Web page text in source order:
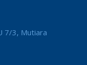
7/3, Mutiara